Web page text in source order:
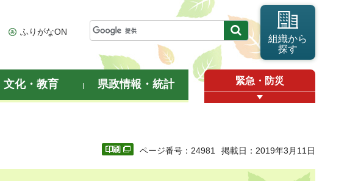
ふりがなON
組織から
探す
文化・教育 県政情報・統計 緊急・防災
ページ番号：24981 掲載日：2019年3月11日